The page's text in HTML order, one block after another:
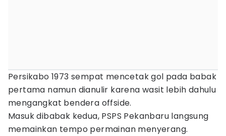
Persikabo 1973 sempat mencetak gol pada babak
pertama namun dianulir karena wasit lebih dahulu
mengangkat bendera offside.
Masuk dibabak kedua, PSPS Pekanbaru langsung
memainkan tempo permainan menyerang.